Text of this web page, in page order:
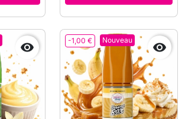
 -1,00 € Nouveau
